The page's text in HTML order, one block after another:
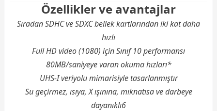
Özellikler ve avantajlar
Sıradan SDHC ve SDXC bellek kartlarından iki kat daha
hızlı
Full HD video (1080) için Sınıf 10 performansı
80MB/saniyeye varan okuma hızları*
UHS-I veriyolu mimarisiyle tasarlanmıştır
Su geçirmez, ısıya, X ışınına, mıknatısa ve darbeye
dayanıklı6